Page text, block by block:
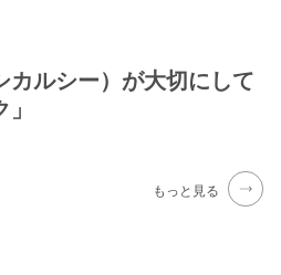
ルシー）が大切にして
もっと見る